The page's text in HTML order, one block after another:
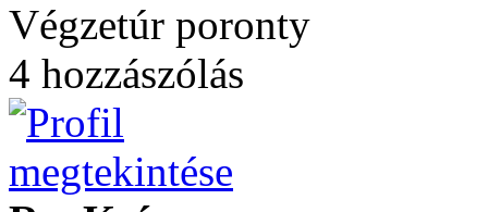
Végzetúr poronty
4 hozzászólás